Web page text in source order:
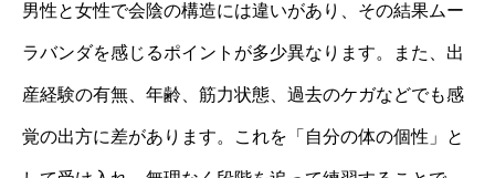
男性と女性で会陰の構造には違いがあり、その結果ムー
ラバンダを感じるポイントが多少異なります。また、出
産経験の有無、年齢、筋力状態、過去のケガなどでも感
覚の出方に差があります。これを「自分の体の個性」と